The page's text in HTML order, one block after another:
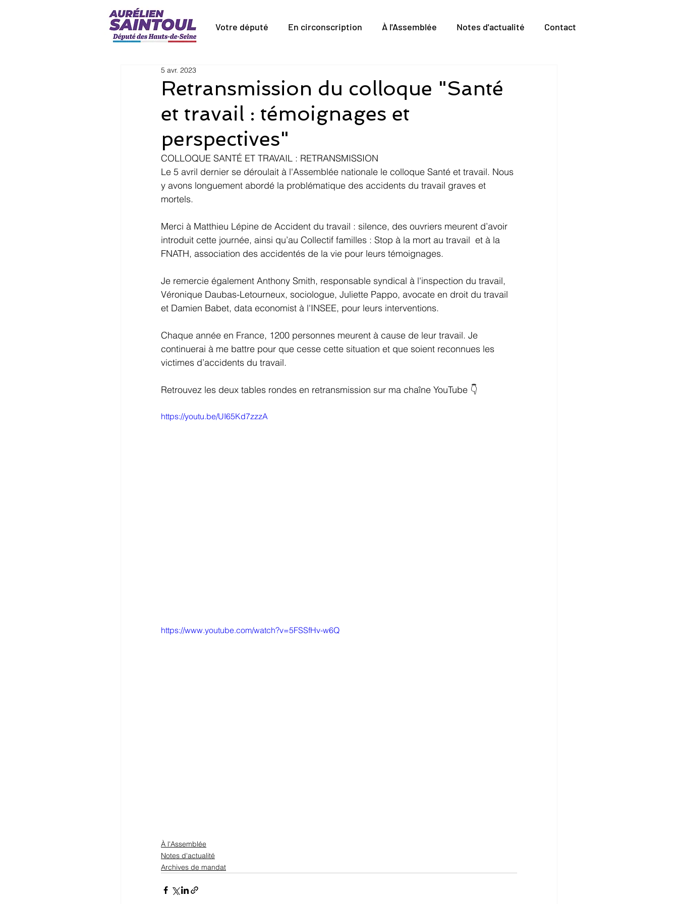
Votre député En circonscription À l'Assemblée Notes d'actualité Contact
Retransmission du colloque "Santé
et travail : témoignages et
perspectives"
5 avr. 2023
COLLOQUE SANTÉ ET TRAVAIL : RETRANSMISSION
Le 5 avril dernier se déroulait à l'Assemblée nationale le colloque Santé et travail. Nous
y avons longuement abordé la problématique des accidents du travail graves et
mortels.
Merci à Matthieu Lépine de Accident du travail : silence, des ouvriers meurent d’avoir
introduit cette journée, ainsi qu’au Collectif familles : Stop à la mort au travail  et à la
FNATH, association des accidentés de la vie pour leurs témoignages.
Je remercie également Anthony Smith, responsable syndical à l'inspection du travail,
Véronique Daubas-Letourneux, sociologue, Juliette Pappo, avocate en droit du travail
et Damien Babet, data economist à l'INSEE, pour leurs interventions.
Chaque année en France, 1200 personnes meurent à cause de leur travail. Je
continuerai à me battre pour que cesse cette situation et que soient reconnues les
victimes d’accidents du travail.
Retrouvez les deux tables rondes en retransmission sur ma chaîne YouTube 👇
https://youtu.be/UI65Kd7zzzA
https://www.youtube.com/watch?v=5FSSfHv-w6Q
À l'Assemblée
Notes d'actualité
Archives de mandat